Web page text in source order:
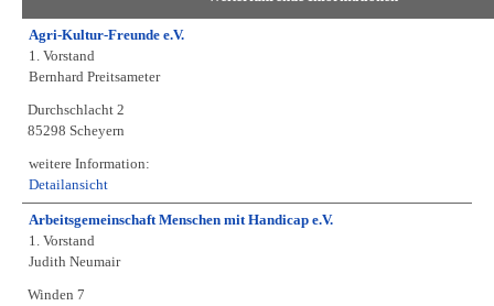
Agri-Kultur-Freunde e.V.
1. Vorstand
Bernhard Preitsameter
Durchschlacht 2
85298 Scheyern
weitere Information:
Detailansicht
Arbeitsgemeinschaft Menschen mit Handicap e.V.
1. Vorstand
Judith Neumair
Winden 7